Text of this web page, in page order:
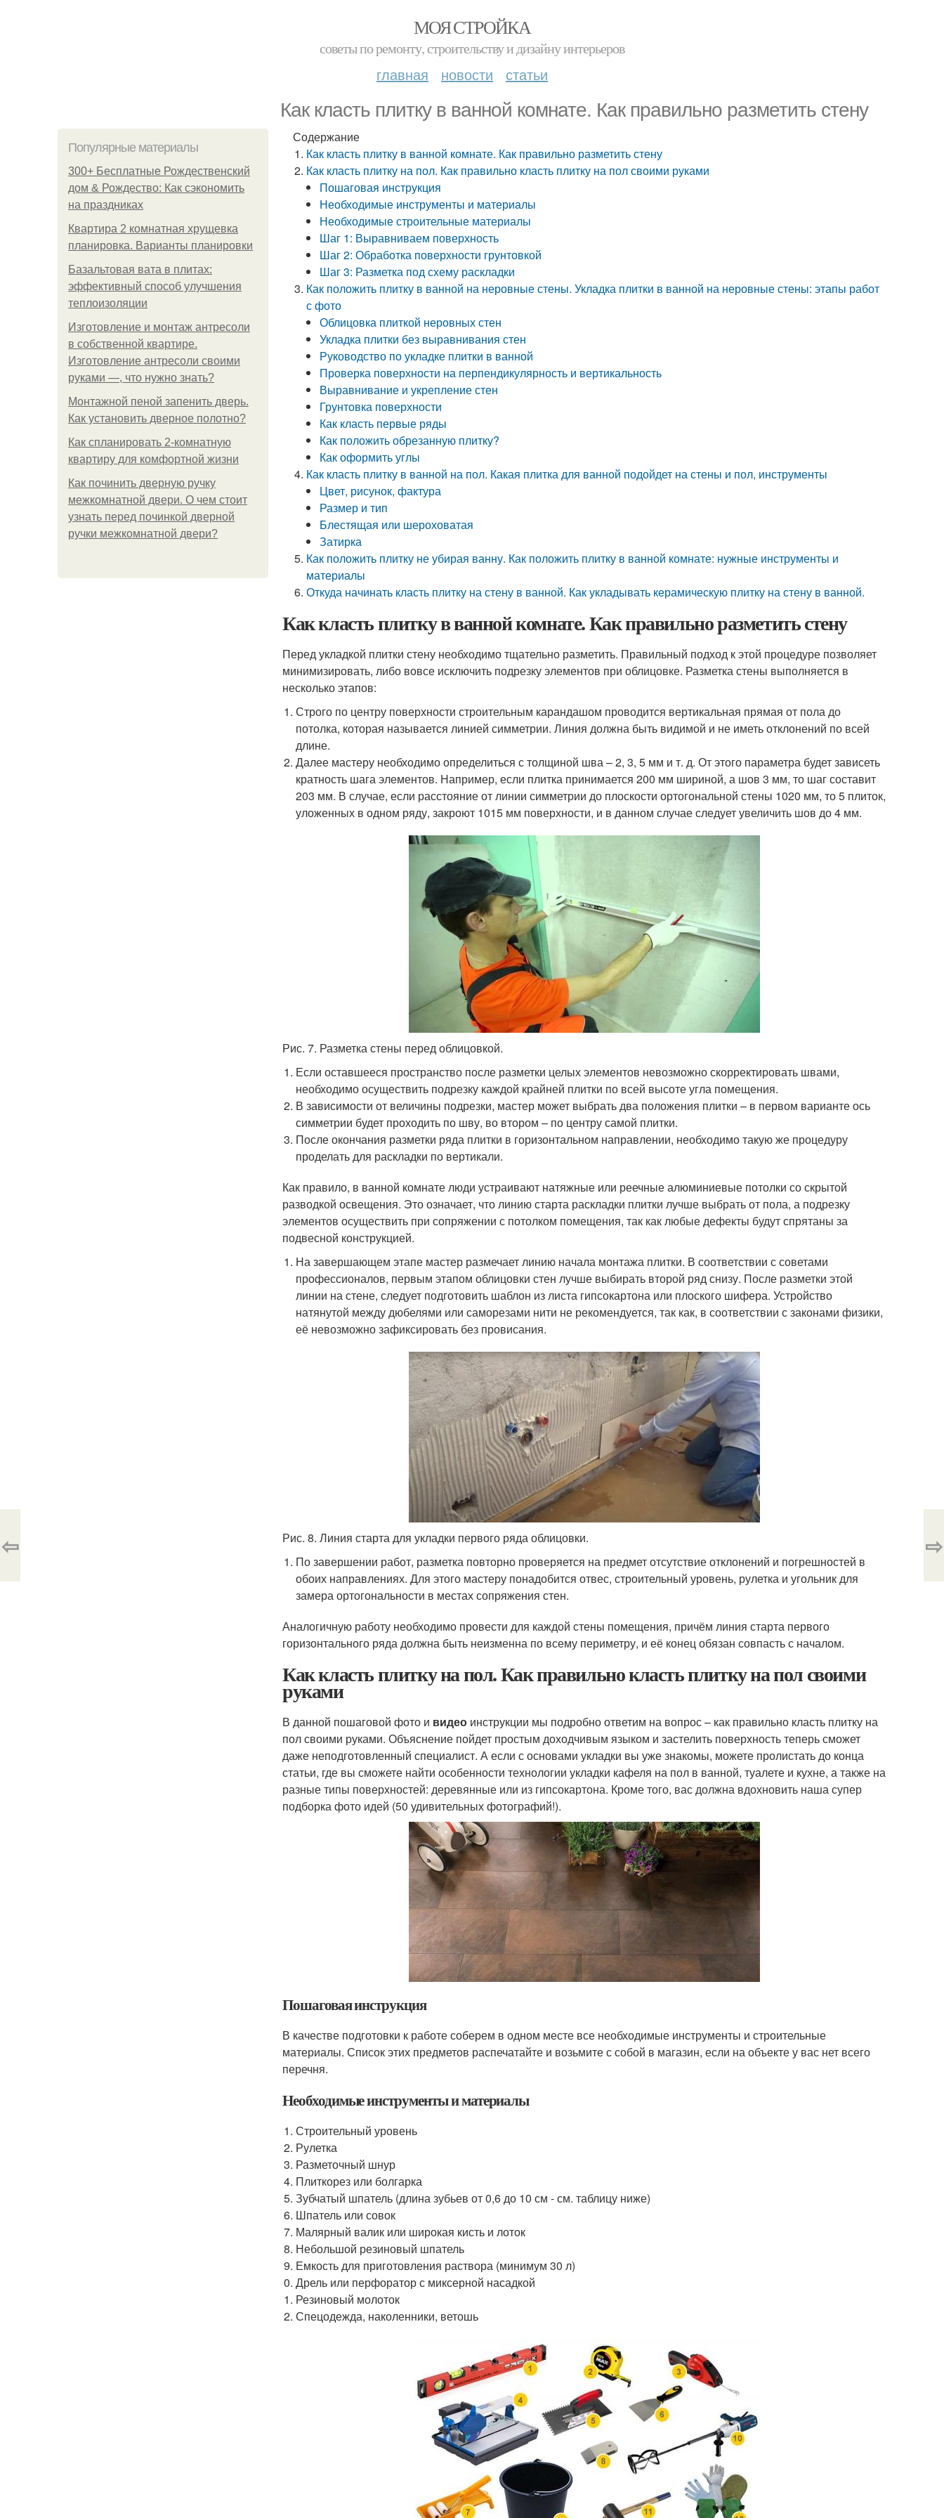
МОЯ СТРОЙКА
советы по ремонту, строительству и дизайну интерьеров
главная новости статьи
Как класть плитку в ванной комнате. Как правильно разметить стену
Популярные материалы
300+ Бесплатные Рождественский
дом & Рождество: Как сэкономить
на праздниках
Квартира 2 комнатная хрущевка
планировка. Варианты планировки
Базальтовая вата в плитах:
эффективный способ улучшения
теплоизоляции
Изготовление и монтаж антресоли
в собственной квартире.
Изготовление антресоли своими
руками —, что нужно знать?
Монтажной пеной запенить дверь.
Как установить дверное полотно?
Как спланировать 2-комнатную
квартиру для комфортной жизни
Как починить дверную ручку
межкомнатной двери. О чем стоит
узнать перед починкой дверной
ручки межкомнатной двери?
Содержание
Как класть плитку в ванной комнате. Как правильно разметить стену
Как класть плитку на пол. Как правильно класть плитку на пол своими руками
Пошаговая инструкция
Необходимые инструменты и материалы
Необходимые строительные материалы
Шаг 1: Выравниваем поверхность
Шаг 2: Обработка поверхности грунтовкой
Шаг 3: Разметка под схему раскладки
Как положить плитку в ванной на неровные стены. Укладка плитки в ванной на неровные стены: этапы работ
с фото
Облицовка плиткой неровных стен
Укладка плитки без выравнивания стен
Руководство по укладке плитки в ванной
Проверка поверхности на перпендикулярность и вертикальность
Выравнивание и укрепление стен
Грунтовка поверхности
Как класть первые ряды
Как положить обрезанную плитку?
Как оформить углы
Как класть плитку в ванной на пол. Какая плитка для ванной подойдет на стены и пол, инструменты
Цвет, рисунок, фактура
Размер и тип
Блестящая или шероховатая
Затирка
Как положить плитку не убирая ванну. Как положить плитку в ванной комнате: нужные инструменты и
материалы
Откуда начинать класть плитку на стену в ванной. Как укладывать керамическую плитку на стену в ванной.
Как класть плитку в ванной комнате. Как правильно разметить стену
Перед укладкой плитки стену необходимо тщательно разметить. Правильный подход к этой процедуре позволяет
минимизировать, либо вовсе исключить подрезку элементов при облицовке. Разметка стены выполняется в
несколько этапов:
Строго по центру поверхности строительным карандашом проводится вертикальная прямая от пола до
потолка, которая называется линией симметрии. Линия должна быть видимой и не иметь отклонений по всей
длине.
Далее мастеру необходимо определиться с толщиной шва – 2, 3, 5 мм и т. д. От этого параметра будет зависеть
кратность шага элементов. Например, если плитка принимается 200 мм шириной, а шов 3 мм, то шаг составит
203 мм. В случае, если расстояние от линии симметрии до плоскости ортогональной стены 1020 мм, то 5 плиток,
уложенных в одном ряду, закроют 1015 мм поверхности, и в данном случае следует увеличить шов до 4 мм.
Рис. 7. Разметка стены перед облицовкой.
Если оставшееся пространство после разметки целых элементов невозможно скорректировать швами,
необходимо осуществить подрезку каждой крайней плитки по всей высоте угла помещения.
В зависимости от величины подрезки, мастер может выбрать два положения плитки – в первом варианте ось
симметрии будет проходить по шву, во втором – по центру самой плитки.
После окончания разметки ряда плитки в горизонтальном направлении, необходимо такую же процедуру
проделать для раскладки по вертикали.
Как правило, в ванной комнате люди устраивают натяжные или реечные алюминиевые потолки со скрытой
разводкой освещения. Это означает, что линию старта раскладки плитки лучше выбрать от пола, а подрезку
элементов осуществить при сопряжении с потолком помещения, так как любые дефекты будут спрятаны за
подвесной конструкцией.
На завершающем этапе мастер размечает линию начала монтажа плитки. В соответствии с советами
профессионалов, первым этапом облицовки стен лучше выбирать второй ряд снизу. После разметки этой
линии на стене, следует подготовить шаблон из листа гипсокартона или плоского шифера. Устройство
натянутой между дюбелями или саморезами нити не рекомендуется, так как, в соответствии с законами физики,
её невозможно зафиксировать без провисания.
Рис. 8. Линия старта для укладки первого ряда облицовки.
По завершении работ, разметка повторно проверяется на предмет отсутствие отклонений и погрешностей в
обоих направлениях. Для этого мастеру понадобится отвес, строительный уровень, рулетка и угольник для
замера ортогональности в местах сопряжения стен.
Аналогичную работу необходимо провести для каждой стены помещения, причём линия старта первого
горизонтального ряда должна быть неизменна по всему периметру, и её конец обязан совпасть с началом.
Как класть плитку на пол. Как правильно класть плитку на пол своими
руками
В данной пошаговой фото и видео инструкции мы подробно ответим на вопрос – как правильно класть плитку на
пол своими руками. Объяснение пойдет простым доходчивым языком и застелить поверхность теперь сможет
даже неподготовленный специалист. А если с основами укладки вы уже знакомы, можете пролистать до конца
статьи, где вы сможете найти особенности технологии укладки кафеля на пол в ванной, туалете и кухне, а также на
разные типы поверхностей: деревянные или из гипсокартона. Кроме того, вас должна вдохновить наша супер
подборка фото идей (50 удивительных фотографий!).
Пошаговая инструкция
В качестве подготовки к работе соберем в одном месте все необходимые инструменты и строительные
материалы. Список этих предметов распечатайте и возьмите с собой в магазин, если на объекте у вас нет всего
перечня.
Необходимые инструменты и материалы
Строительный уровень
Рулетка
Разметочный шнур
Плиткорез или болгарка
Зубчатый шпатель (длина зубьев от 0,6 до 10 см - см. таблицу ниже)
Шпатель или совок
Малярный валик или широкая кисть и лоток
Небольшой резиновый шпатель
Емкость для приготовления раствора (минимум 30 л)
Дрель или перфоратор с миксерной насадкой
Резиновый молоток
Спецодежда, наколенники, ветошь
⇦ ⇨